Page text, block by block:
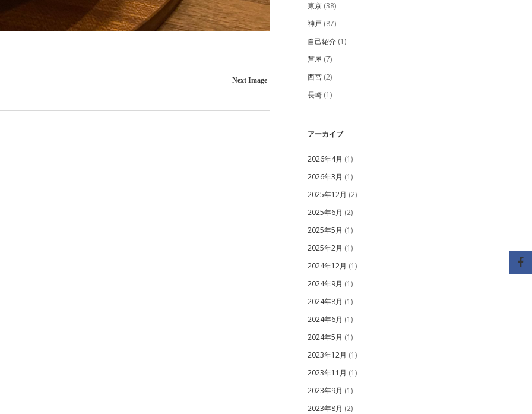
Next Image
東京(38)
神戸 (87)
自己紹介(1)
芦屋 (7)
西宮(2)
長崎(1)
アーカイブ
2026年4月 (1)
2026年3月 (1)
2025年12月 (2)
2025年6月 (2)
2025年5月 (1)
2025年2月 (1)
2024年12月 (1)
2024年9月 (1)
2024年8月 (1)
2024年6月 (1)
2024年5月 (1)
2023年12月 (1)
2023年11月 (1)
2023年9月 (1)
2023年8月 (2)